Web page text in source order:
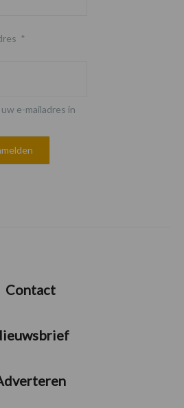
*
e-mailadres in
Contact